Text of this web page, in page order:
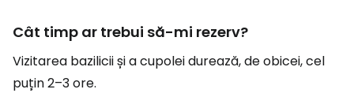
Cât timp ar trebui să-mi rezerv?
Vizitarea bazilicii și a cupolei durează, de obicei, cel
puțin 2–3 ore.